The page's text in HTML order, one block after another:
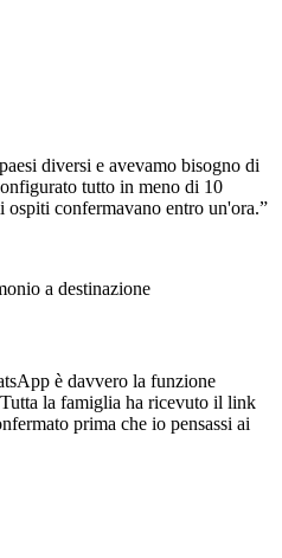
diversi e avevamo bisogno di
tutto in meno di 10
confermavano entro un'ora.”
a destinazione
è davvero la funzione
la famiglia ha ricevuto il link
prima che io pensassi ai